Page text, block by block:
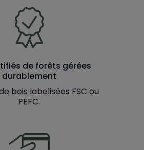
de forêts gérées
durablement
bois labelisées FSC ou
PEFC.